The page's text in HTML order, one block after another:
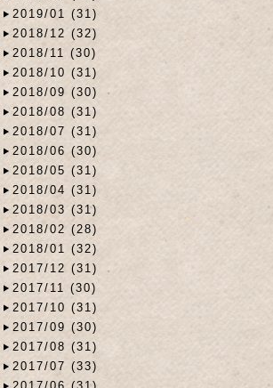
2019/01 (31)
2018/12 (32)
2018/11 (30)
2018/10 (31)
2018/09 (30)
2018/08 (31)
2018/07 (31)
2018/06 (30)
2018/05 (31)
2018/04 (31)
2018/03 (31)
2018/02 (28)
2018/01 (32)
2017/12 (31)
2017/11 (30)
2017/10 (31)
2017/09 (30)
2017/08 (31)
2017/07 (33)